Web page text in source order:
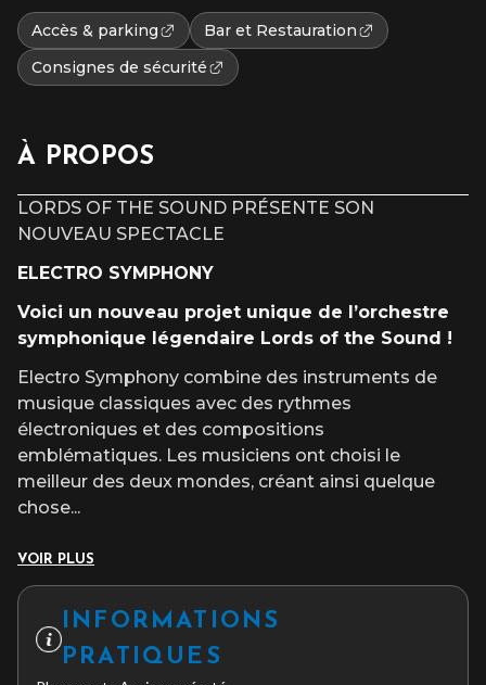
Accès & parking
Bar et Restauration
Consignes de sécurité
À PROPOS
LORDS OF THE SOUND PRÉSENTE SON
NOUVEAU SPECTACLE
ELECTRO SYMPHONY
Voici un nouveau projet unique de l’orchestre
symphonique légendaire Lords of the Sound !
Electro Symphony combine des instruments de
musique classiques avec des rythmes
électroniques et des compositions
emblématiques. Les musiciens ont choisi le
meilleur des deux mondes, créant ainsi quelque
chose...
VOIR PLUS
INFORMATIONS
PRATIQUES